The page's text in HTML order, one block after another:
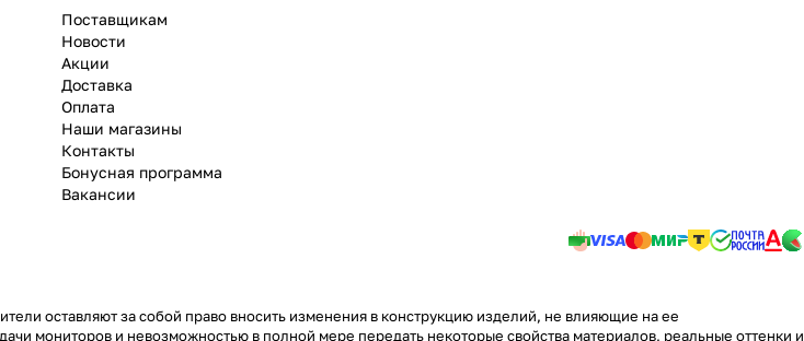
Поставщикам
Новости
Акции
Доставка
Оплата
Наши магазины
Контакты
Бонусная программа
Вакансии
оставляют за собой право вносить изменения в конструкцию изделий, не влияющие на ее
мониторов и невозможностью в полной мере передать некоторые свойства материалов, реальные оттенки и